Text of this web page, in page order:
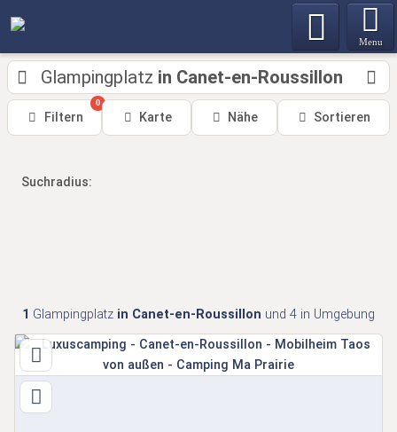
Menu
Glampingplatz in Canet-en-Roussillon
Filtern
0
Karte Nähe Sortieren
Suchradius:
1 Glampingplatz in Canet-en-Roussillon und 4 in Umgebung